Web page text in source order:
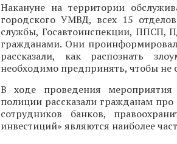
Накануне на территории
городского УМВД, всех 15
службы, Госавтоинспекции, ППСП,
гражданами. Они
рассказали, как распознать
необходимо предпринять, чтобы не
В ходе проведения
полиции рассказали гражданам
сотрудников банков,
инвестиций» являются наиболее